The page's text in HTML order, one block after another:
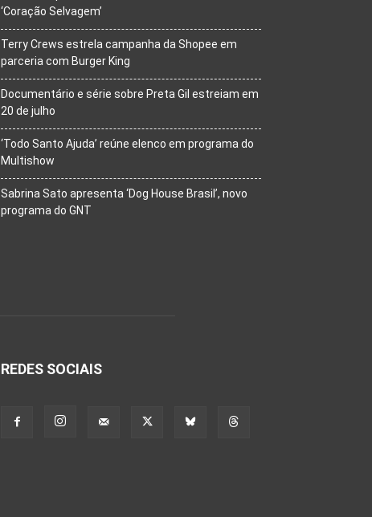
‘Coração Selvagem’
Terry Crews estrela campanha da Shopee em
parceria com Burger King
Documentário e série sobre Preta Gil estreiam em
20 de julho
‘Todo Santo Ajuda’ reúne elenco em programa do
Multishow
Sabrina Sato apresenta ‘Dog House Brasil’, novo
programa do GNT
REDES SOCIAIS